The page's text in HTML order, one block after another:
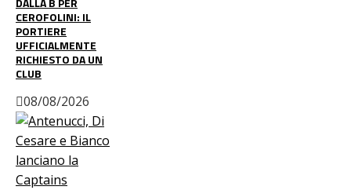
CEROFOLINI: IL
PORTIERE
UFFICIALMENTE
RICHIESTO DA UN
CLUB
08/08/2026